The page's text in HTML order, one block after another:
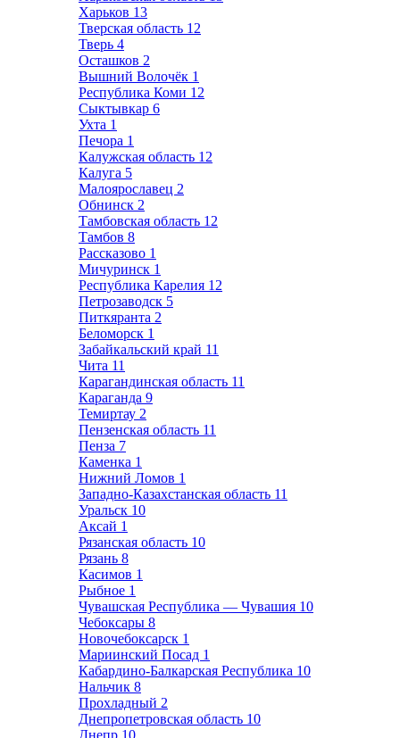
Харьков 13
Тверская область 12
Тверь 4
Осташков 2
Вышний Волочёк 1
Республика Коми 12
Сыктывкар 6
Ухта 1
Печора 1
Калужская область 12
Калуга 5
Малоярославец 2
Обнинск 2
Тамбовская область 12
Тамбов 8
Рассказово 1
Мичуринск 1
Республика Карелия 12
Петрозаводск 5
Питкяранта 2
Беломорск 1
Забайкальский край 11
Чита 11
Карагандинская область 11
Караганда 9
Темиртау 2
Пензенская область 11
Пенза 7
Каменка 1
Нижний Ломов 1
Западно-Казахстанская область 11
Уральск 10
Аксай 1
Рязанская область 10
Рязань 8
Касимов 1
Рыбное 1
Чувашская Республика — Чувашия 10
Чебоксары 8
Новочебоксарск 1
Мариинский Посад 1
Кабардино-Балкарская Республика 10
Нальчик 8
Прохладный 2
Днепропетровская область 10
Днепр 10